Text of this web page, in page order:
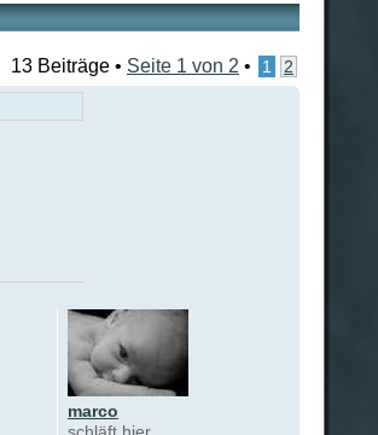
13 Beiträge • Seite 1 von 2 • 1 2
marco